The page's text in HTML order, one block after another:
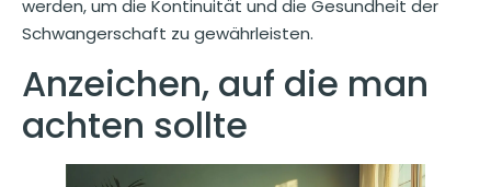
werden, um die Kontinuität und die Gesundheit der
Schwangerschaft zu gewährleisten.
Anzeichen, auf die man
achten sollte